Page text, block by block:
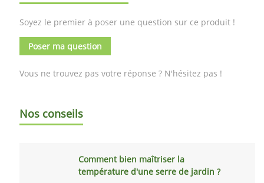
Soyez le premier à poser une question sur ce produit !
Poser ma question
Vous ne trouvez pas votre réponse ? N'hésitez pas !
Nos conseils
Comment bien maîtriser la
température d'une serre de jardin ?